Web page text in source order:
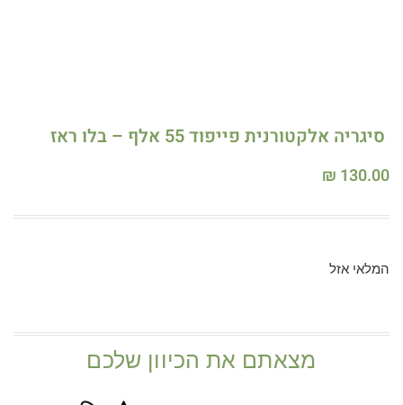
סיגריה אלקטורנית פייפוד 55 אלף – בלו ראז
₪ 130.00
המלאי אזל
מצאתם את הכיוון שלכם